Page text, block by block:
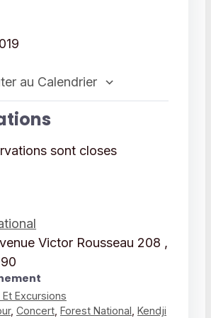
au Calendrier
ICS
sont closes
Victor Rousseau 208 ,
Excursions
, Concert Forest National Kendji